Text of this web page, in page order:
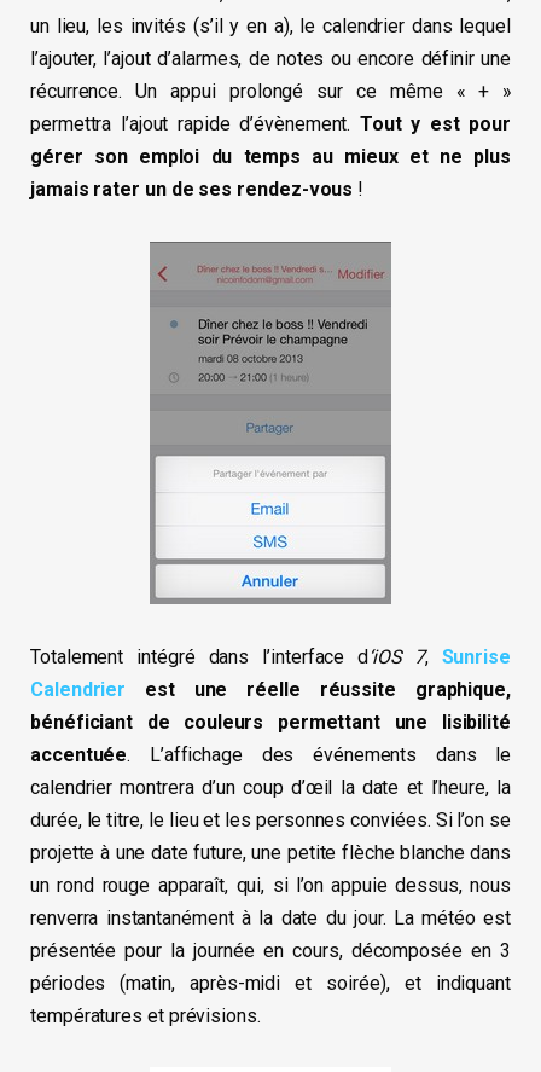
un lieu, les invités (s’il y en a), le calendrier dans lequel
l’ajouter, l’ajout d’alarmes, de notes ou encore définir une
récurrence. Un appui prolongé sur ce même « + »
permettra l’ajout rapide d’évènement. Tout y est pour
gérer son emploi du temps au mieux et ne plus
jamais rater un de ses rendez-vous !
Totalement intégré dans l’interface d‘iOS 7, Sunrise
Calendrier est une réelle réussite graphique,
bénéficiant de couleurs permettant une lisibilité
accentuée. L’affichage des événements dans le
calendrier montrera d’un coup d’œil la date et l’heure, la
durée, le titre, le lieu et les personnes conviées. Si l’on se
projette à une date future, une petite flèche blanche dans
un rond rouge apparaît, qui, si l’on appuie dessus, nous
renverra instantanément à la date du jour. La météo est
présentée pour la journée en cours, décomposée en 3
périodes (matin, après-midi et soirée), et indiquant
températures et prévisions.